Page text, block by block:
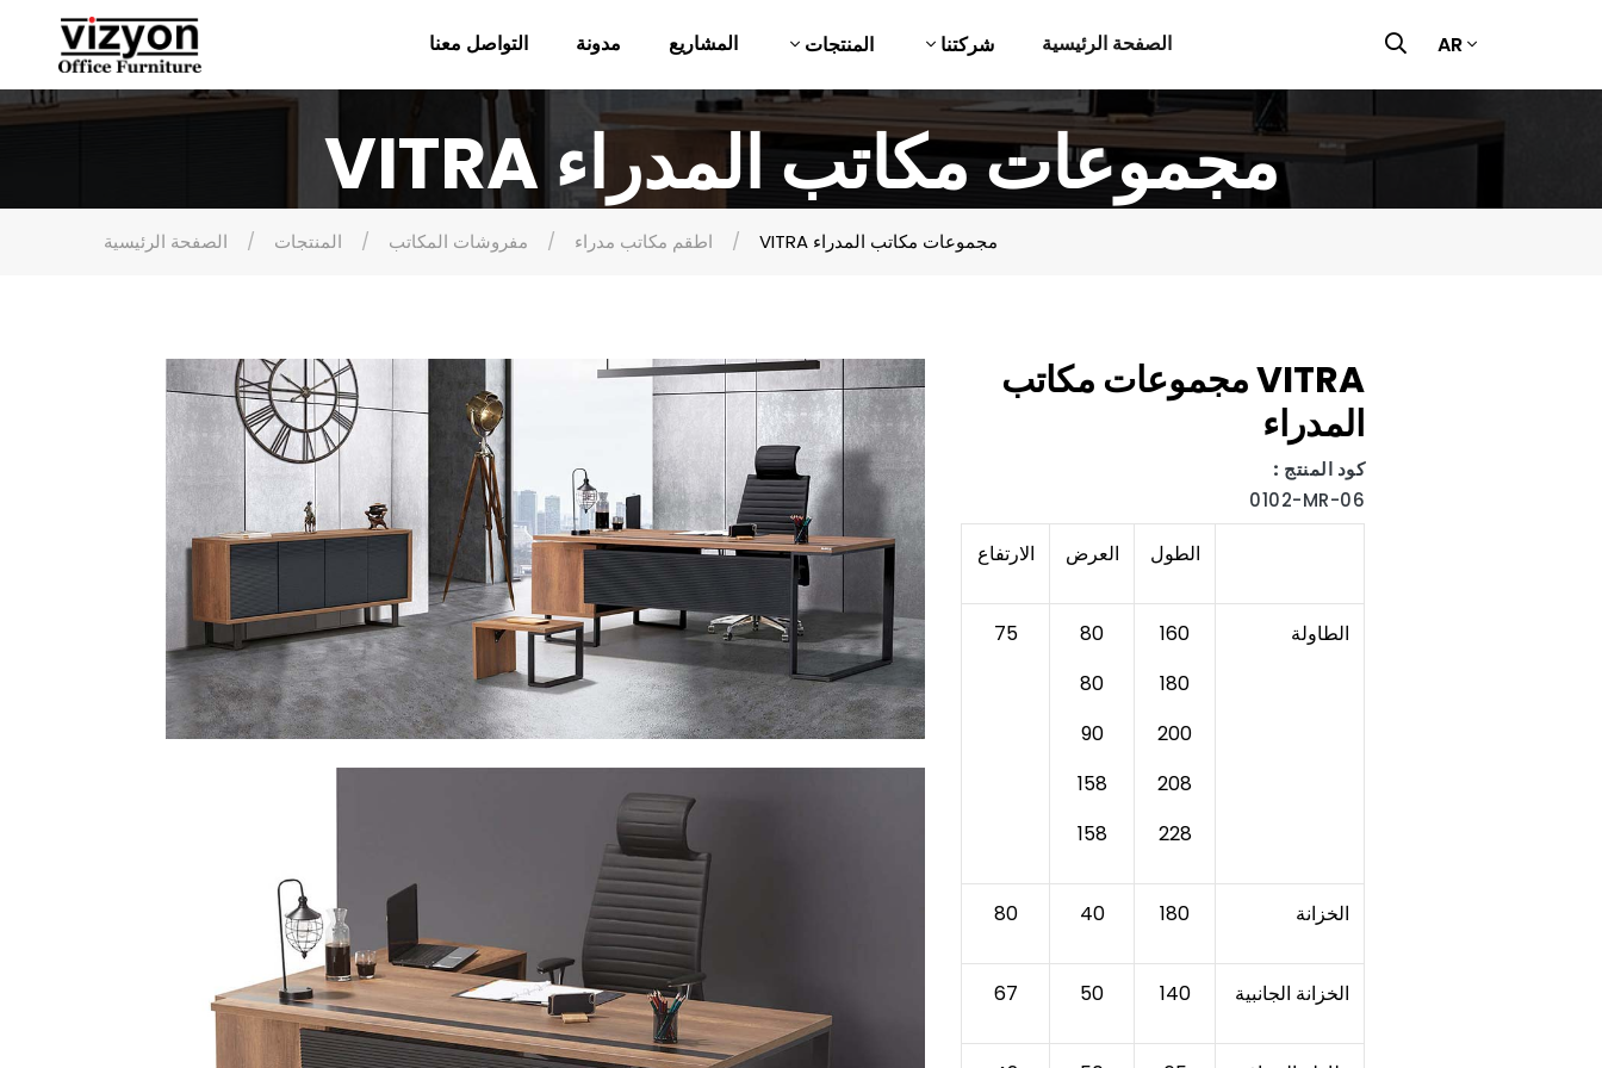
الصفحة الرئيسية شركتنا المنتجات المشاريع مدونة التواصل معنا AR
VITRA مجموعات مكاتب المدراء
الصفحة الرئيسية المنتجات مفروشات المكاتب اطقم مكاتب مدراء VITRA مجموعات مكاتب المدراء
VITRA مجموعات مكاتب
المدراء
كود المنتج :
0102-MR-06
الارتفاع العرض الطول
75
80
80
90
158
158
160
180
200
208
228
الطاولة
80 40 180 الخزانة
67 50 140 الخزانة الجانبية